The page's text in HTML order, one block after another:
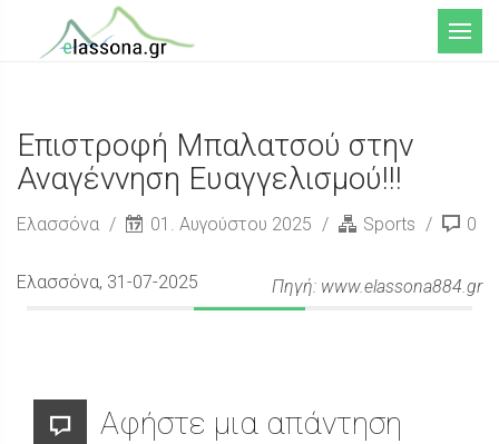
Μενού
Επιστροφή Μπαλατσού στην
Αναγέννηση Ευαγγελισμού!!!
Ελασσόνα 01. Αυγούστου 2025 Sports 0
Πηγή: www.elassona884.gr
Ελασσόνα, 31-07-2025
Αφήστε μια απάντηση